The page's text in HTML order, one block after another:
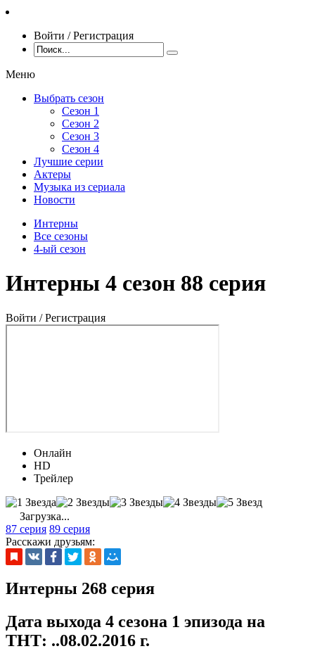
Войти / Регистрация
Меню
Выбрать сезон
Сезон 1
Сезон 2
Сезон 3
Сезон 4
Лучшие серии
Актеры
Музыка из сериала
Новости
Интерны
Все сезоны
4-ый сезон
Интерны 4 сезон 88 серия
Войти / Регистрация
Онлайн
HD
Трейлер
Загрузка...
87 серия 89 серия
Расскажи друзьям:
Интерны 268 серия
Дата выхода 4 сезона 1 эпизода на
ТНТ: ..08.02.2016 г.